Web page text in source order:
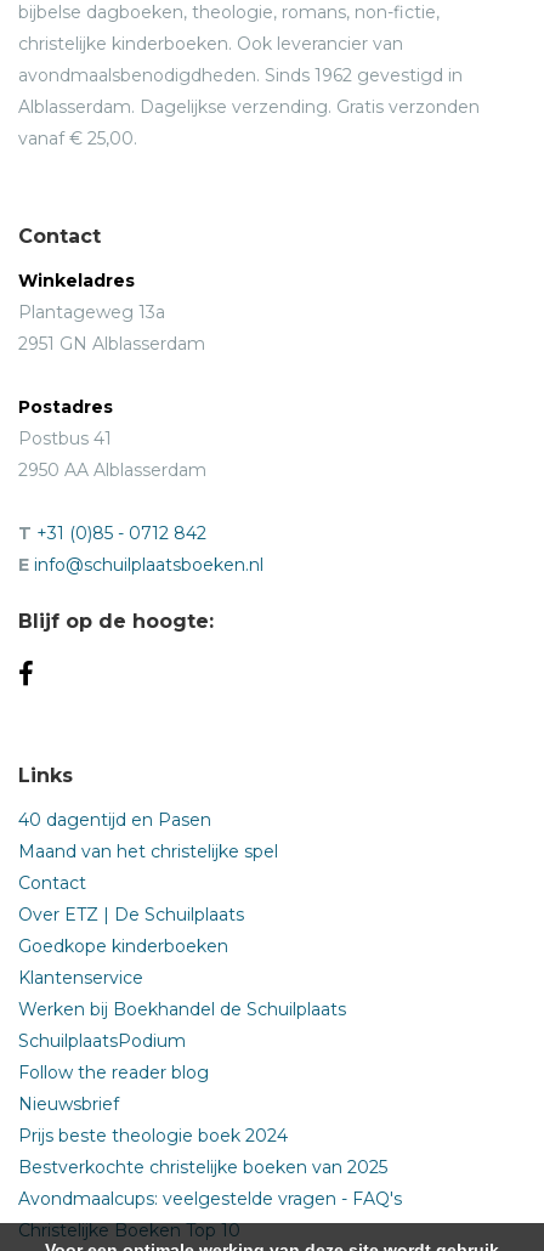
bijbelse dagboeken, theologie, romans, non-fictie,
christelijke kinderboeken. Ook leverancier van
avondmaalsbenodigdheden. Sinds 1962 gevestigd in
Alblasserdam. Dagelijkse verzending. Gratis verzonden
vanaf € 25,00.
Contact
Winkeladres
Plantageweg 13a
2951 GN Alblasserdam
Postadres
Postbus 41
2950 AA Alblasserdam
T +31 (0)85 - 0712 842
E info@schuilplaatsboeken.nl
Blijf op de hoogte:
Links
40 dagentijd en Pasen
Maand van het christelijke spel
Contact
Over ETZ | De Schuilplaats
Goedkope kinderboeken
Klantenservice
Werken bij Boekhandel de Schuilplaats
SchuilplaatsPodium
Follow the reader blog
Nieuwsbrief
Prijs beste theologie boek 2024
Bestverkochte christelijke boeken van 2025
Avondmaalcups: veelgestelde vragen - FAQ's
Christelijke Boeken Top 10